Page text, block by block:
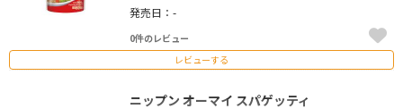
発売日：-
0件のレビュー
レビューする
ニップン オーマイ スパゲッティ